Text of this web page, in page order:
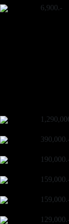
6,900.-